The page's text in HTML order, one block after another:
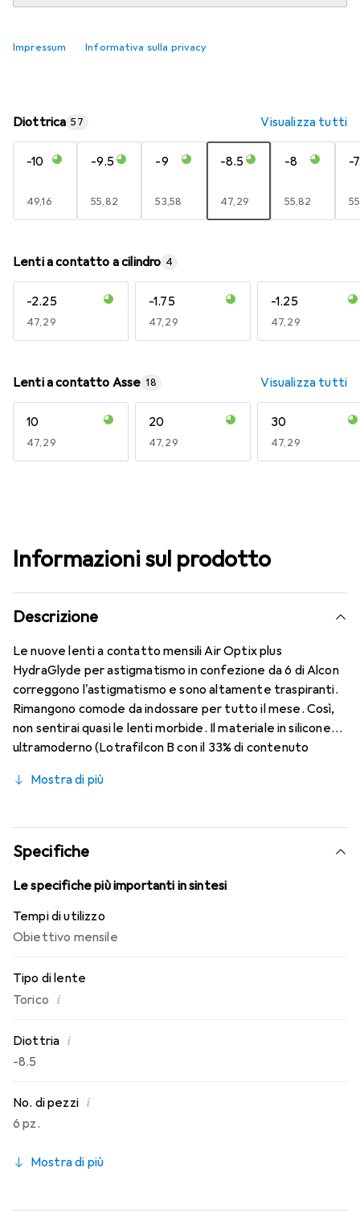
Impressum Informativa sulla privacy
Diottrica 57 Visualizza tutti
-10
EUR
49,16
-9.5
EUR
55,82
-9
EUR
53,58
-8.5
EUR
47,29
-8
EUR
55,82
-
Lenti a contatto a cilindro 4
-2.25
EUR
47,29
-1.75
EUR
47,29
-1.25
EUR
47,29
Lenti a contatto Asse 18 Visualizza tutti
10
EUR
47,29
20
EUR
47,29
30
EUR
47,29
Informazioni sul prodotto
Descrizione
Le nuove lenti a contatto mensili Air Optix plus
HydraGlyde per astigmatismo in confezione da 6 di Alcon
correggono l'astigmatismo e sono altamente traspiranti.
Rimangono comode da indossare per tutto il mese. Così,
non sentirai quasi le lenti morbide. Il materiale in silicone
ultramoderno (Lotrafilcon B con il 33% di contenuto
Moisture Matrix e offre le migliori caratteristiche di
tutto il giorno con queste lenti mensili.
Mostra di più
Specifiche
Le specifiche più importanti in sintesi
Tempi di utilizzo
Obiettivo mensile
Tipo di lente
Torico i
Diottria i
-8.5
No. di pezzi i
6 pz.
Mostra di più